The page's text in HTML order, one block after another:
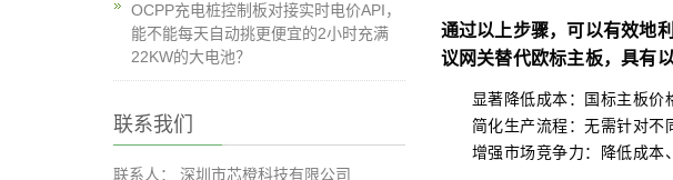
通过以上步骤，可以有效地
议网关替代欧标主板，具有以
显著降低成本：国标主板价
简化生产流程：无需针对不
增强市场竞争力：降低成本
OCPP充电桩控制板对接实时电价API，
能不能每天自动挑更便宜的2小时充满
22KW的大电池？
联系我们
联系人： 深圳市芯橙科技有限公司